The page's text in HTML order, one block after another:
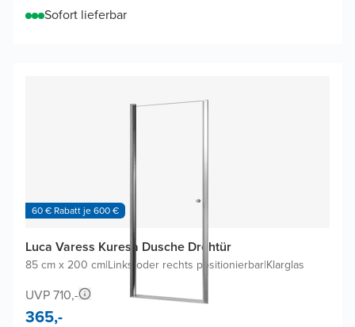
Sofort lieferbar
60 € Rabatt je 600 €
Luca Varess Kuresa Dusche Drehtür
85 cm x 200 cm|Links oder rechts positionierbar|Klarglas
UVP 710,-
365,-